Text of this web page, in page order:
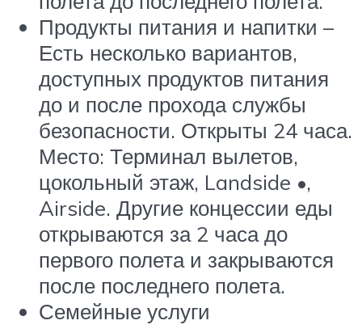
Продукты питания и напитки –
Есть несколько вариантов,
доступных продуктов питания
до и после прохода службы
безопасности. Открыты 24 часа.
Место: Терминал вылетов,
цокольный этаж, Landside •,
Airside. Другие концессии еды
открываются за 2 часа до
первого полета и закрываются
после последнего полета.
Семейные услуги